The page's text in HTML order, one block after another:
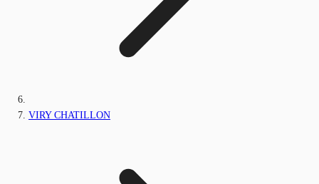
VIRY CHATILLON